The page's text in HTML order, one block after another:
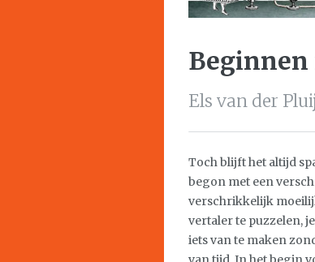
Els van der
Toch blijft het altijd
begon met een
verschrikkelijk
vertaler te puzzelen,
iets van te maken